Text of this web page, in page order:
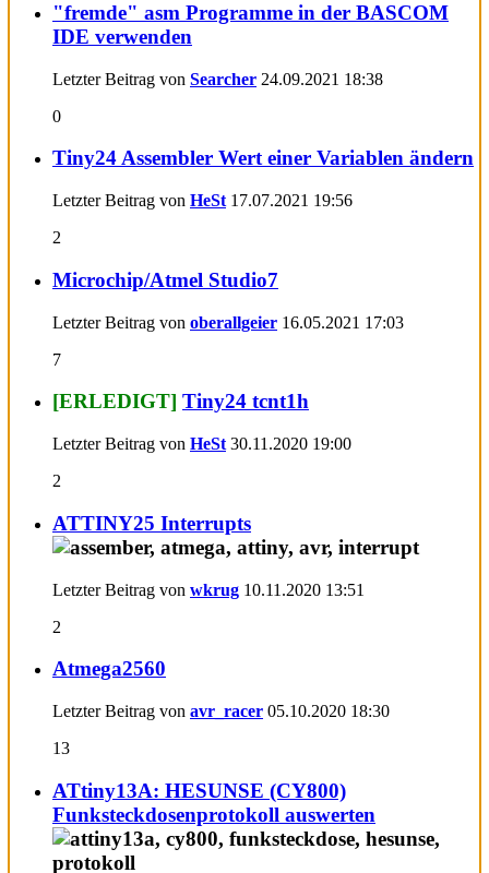
"fremde" asm Programme in der BASCOM
IDE verwenden
Letzter Beitrag von Searcher 24.09.2021 18:38
0
Tiny24 Assembler Wert einer Variablen ändern
Letzter Beitrag von HeSt 17.07.2021 19:56
2
Microchip/Atmel Studio7
Letzter Beitrag von oberallgeier 16.05.2021 17:03
7
[ERLEDIGT] Tiny24 tcnt1h
Letzter Beitrag von HeSt 30.11.2020 19:00
2
ATTINY25 Interrupts
Letzter Beitrag von wkrug 10.11.2020 13:51
2
Atmega2560
Letzter Beitrag von avr_racer 05.10.2020 18:30
13
ATtiny13A: HESUNSE (CY800)
Funksteckdosenprotokoll auswerten